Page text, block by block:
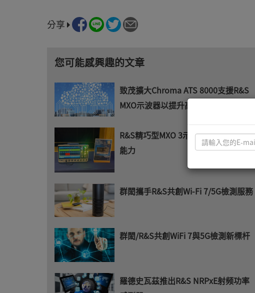
分享
您可能感興趣的文章
致茂擴大Chroma ATS 8000支援R&S
MXO示波器以提升高階電力測試能力
R&S精巧型MXO 3示波器整合高階量測
能力
群閎攜手R&S共創Wi-Fi 7/5G檢測服務
群閎/R&S共創WiFi 7與5G檢測新標杆
羅德史瓦茲推出R&S NRPxE射频功率